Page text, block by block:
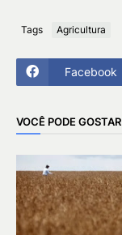
Tags Agricultura
Facebook
VOCÊ PODE GOSTAR